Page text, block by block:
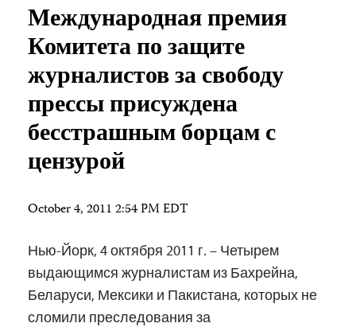
Международная премия
Комитета по защите
журналистов за свободу
прессы присуждена
бесстрашным борцам с
цензурой
October 4, 2011 2:54 PM EDT
Нью-Йорк, 4 октября 2011 г. – Четырем
выдающимся журналистам из Бахрейна,
Беларуси, Мексики и Пакистана, которых не
сломили преследования за